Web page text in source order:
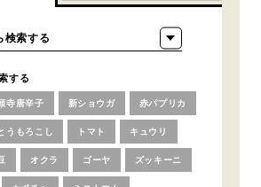
する
寺唐辛子 新ショウガ 赤パプリカ
うもろこし トマト キュウリ
オクラ ゴーヤ ズッキーニ